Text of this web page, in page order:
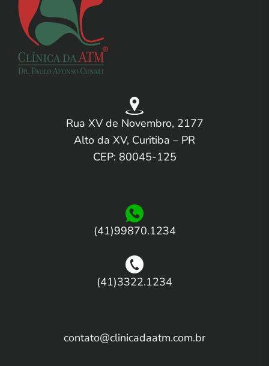
Rua XV de Novembro, 2177
Alto da XV, Curitiba – PR
CEP: 80045-125
(41)99870.1234
(41)3322.1234
contato@clinicadaatm.com.br